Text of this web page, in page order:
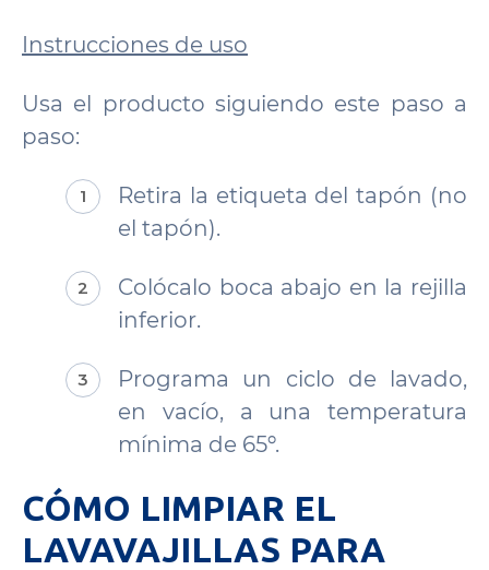
Instrucciones de uso
Usa el producto siguiendo este paso a
paso:
Retira la etiqueta del tapón (no
el tapón).
Colócalo boca abajo en la rejilla
inferior.
Programa un ciclo de lavado,
en vacío, a una temperatura
mínima de 65º.
CÓMO LIMPIAR EL
LAVAVAJILLAS PARA